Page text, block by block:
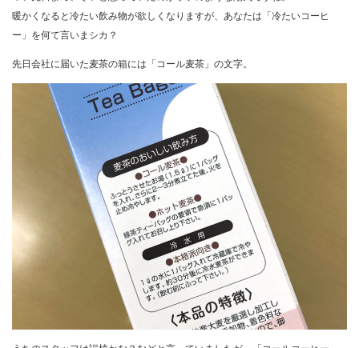
暖かくなると冷たい飲み物が欲しくなりますが、あなたは「冷たいコーヒ
ー」を何て言いまシカ？
先日会社に届いた麦茶の箱には「コール麦茶」の文字。